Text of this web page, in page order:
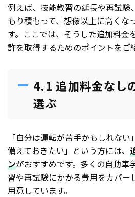
例えば、技能教習の延長や再試験
もり積もって、想像以上に高くな
す。ここでは、そうした追加料金
許を取得するためのポイントをご
4.1 追加料金なし
選ぶ
「自分は運転が苦手かもしれな
備えておきたい」という方には、
ンがおすすめです。多くの自動車
習や再試験にかかる費用をカバー
用意しています。